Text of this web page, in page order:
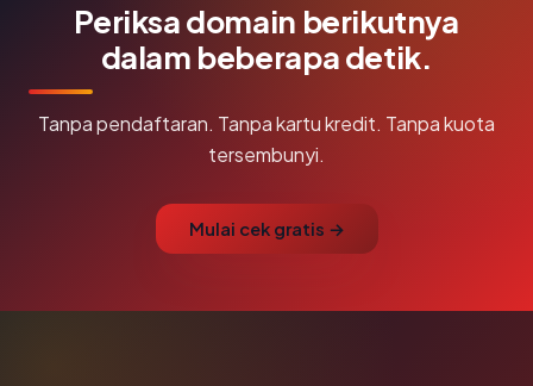
Periksa domain berikutnya
dalam beberapa detik.
Tanpa pendaftaran. Tanpa kartu kredit. Tanpa kuota
tersembunyi.
Mulai cek gratis →